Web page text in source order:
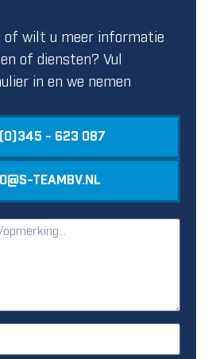
of wilt u meer informatie
of diensten? Vul
in en we nemen
(0)345 - 623 087
TEAMBV.NL